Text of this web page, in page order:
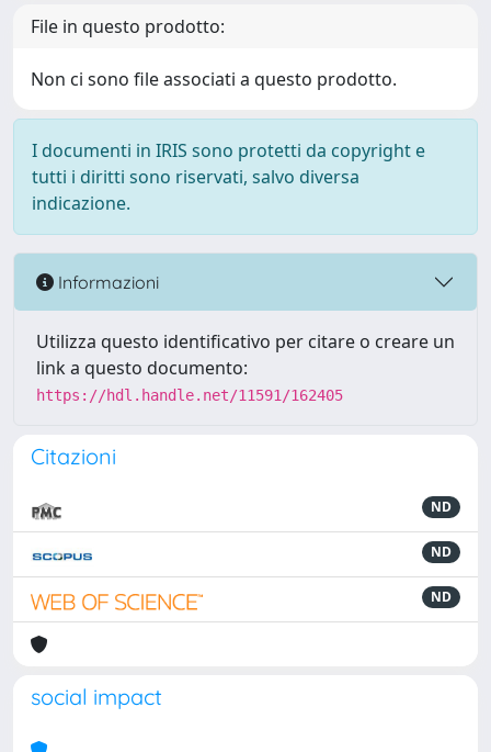
File in questo prodotto:
Non ci sono file associati a questo prodotto.
I documenti in IRIS sono protetti da copyright e
tutti i diritti sono riservati, salvo diversa
indicazione.
Informazioni
Utilizza questo identificativo per citare o creare un
link a questo documento:
https://hdl.handle.net/11591/162405
Citazioni
ND
ND
ND
social impact